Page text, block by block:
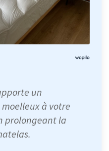
un
à votre
prolongeant la